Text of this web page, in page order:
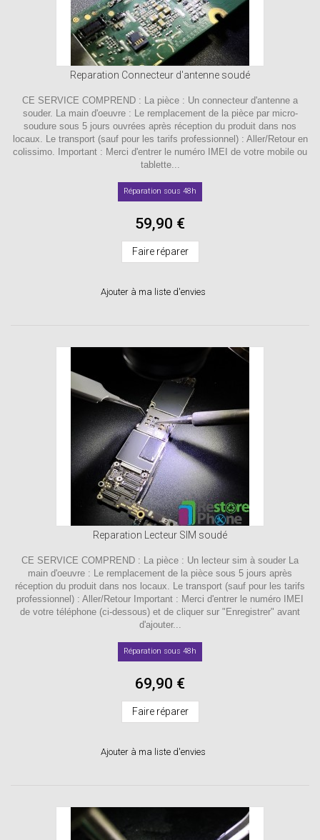
Reparation Connecteur d'antenne soudé
CE SERVICE COMPREND : La pièce : Un connecteur d'antenne a
souder. La main d'oeuvre : Le remplacement de la pièce par micro-
soudure sous 5 jours ouvrées après réception du produit dans nos
locaux. Le transport (sauf pour les tarifs professionnel) : Aller/Retour en
colissimo. Important : Merci d'entrer le numéro IMEI de votre mobile ou
tablette...
Réparation sous 48h
59,90 €
Faire réparer
Ajouter à ma liste d'envies
Reparation Lecteur SIM soudé
CE SERVICE COMPREND : La pièce : Un lecteur sim à souder La
main d'oeuvre : Le remplacement de la pièce sous 5 jours après
réception du produit dans nos locaux. Le transport (sauf pour les tarifs
professionnel) : Aller/Retour Important : Merci d'entrer le numéro IMEI
de votre téléphone (ci-dessous) et de cliquer sur "Enregistrer" avant
d'ajouter...
Réparation sous 48h
69,90 €
Faire réparer
Ajouter à ma liste d'envies